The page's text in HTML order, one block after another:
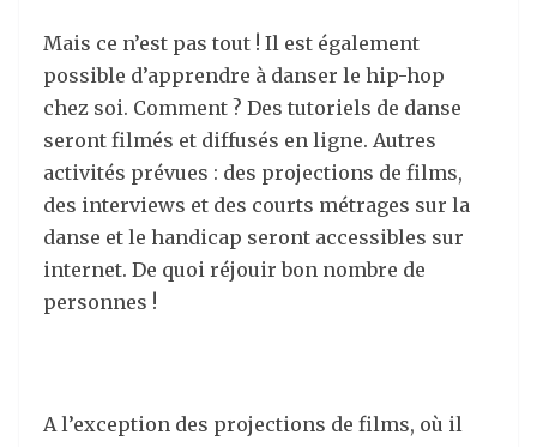
Mais ce n’est pas tout ! Il est également
possible d’apprendre à danser le hip-hop
chez soi. Comment ? Des tutoriels de danse
seront filmés et diffusés en ligne. Autres
activités prévues : des projections de films,
des interviews et des courts métrages sur la
danse et le handicap seront accessibles sur
internet. De quoi réjouir bon nombre de
personnes !
A l’exception des projections de films, où il